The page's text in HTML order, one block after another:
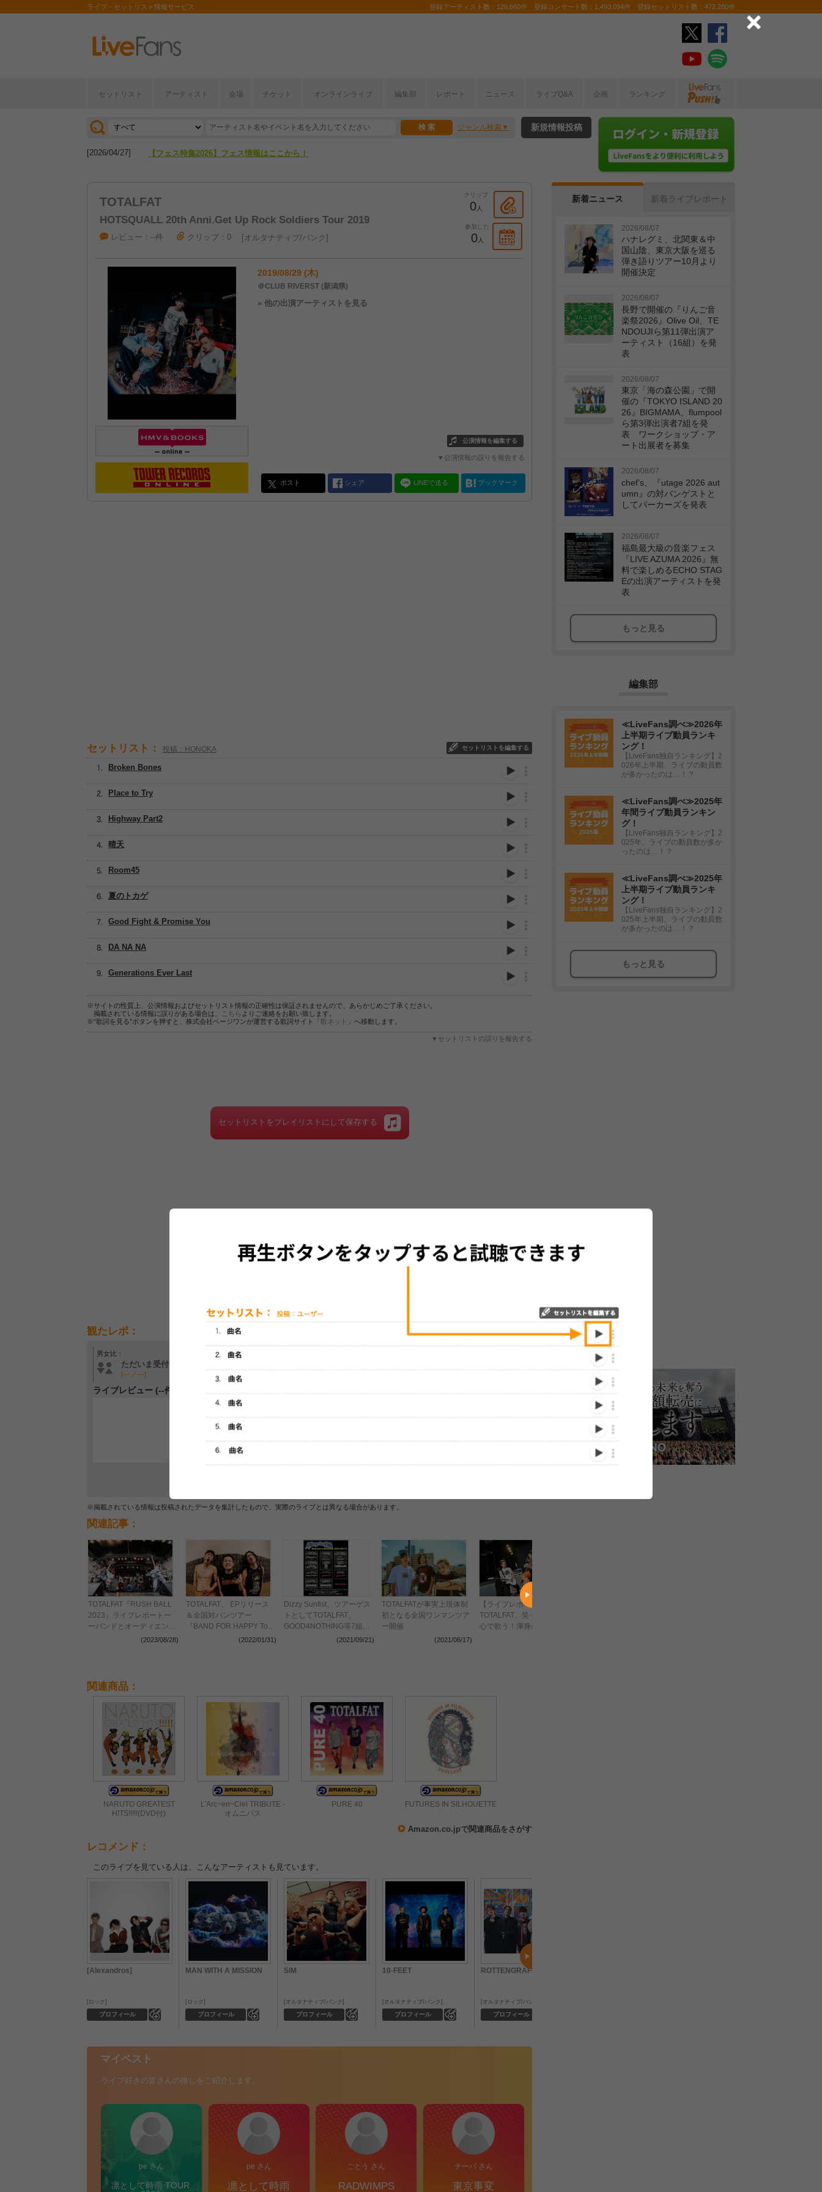
ライブ・セットリスト情報サービス 登録アーティスト数：126,660件 登録コンサート数：1,493,094件 登録セットリスト数：472,280件
セットリスト アーティスト 会場 チケット オンラインライブ 編集部 レポート ニュース ライブQ&A 企画 ランキング
ジャンル検索
[2026/07/28] 【ライブ動員ランキング】2026年上半期編発表！
[2026/04/27] 【フェス特集2026】フェス情報はここから！
新規情報投稿
TOTALFAT
HOTSQUALL 20th Anni.Get Up Rock Soldiers Tour 2019
クリップ
0人
参加した
0人
レビュー：--件 クリップ：0 オルタナティブ/パンク
2019/08/29 (木)
＠CLUB RIVERST (新潟県)
» 他の出演アーティストを見る
公演情報を編集する
▼公演情報の誤りを報告する
ポスト シェア LINEで送る ブックマーク
セットリスト： 投稿：HONOKA セットリストを編集する
夏のトカゲ
晴天
Room45
Place to Try
Highway Part2
Broken Bones
Good Fight & Promise You
DA NA NA
Generations Ever Last
※サイトの性質上、公演情報およびセットリスト情報の正確性は保証されませんので、あらかじめご了承ください。
掲載されている情報に誤りがある場合は、
こちら よりご連絡をお願い致します。
※“歌詞を見る”ボタンを押すと、株式会社ページワンが運営する歌詞サイト「歌ネット 」へ移動します。
▼セットリストの誤りを報告する
セットリストをプレイリストにして保存する
観たレポ：
男女比：
ただいま受付中です
[---／---]
年齢層：
[---／---]
ライブレビュー (--件)
レビューはまだ投稿されていません。
最初のレビューを投稿してみませんか？
※掲載されている情報は投稿されたデータを集計したもので、実際のライブとは異なる場合があります。
関連記事：
TOTALFAT『RUSH BALL
2023』ライブレポートー
ーバンドとオーディエンス
の信頼関係による限界突破
(2023/08/28)
TOTALFAT、 EPリリース
＆全国対バンツアー
『BAND FOR HAPPY Tour
2022』の開催を発表(2022/01/31)
Dizzy Sunfist、ツアーゲス
トとしてTOTALFAT、
GOOD4NOTHING等7組が
(2021/09/21)
TOTALFATが事実上現体制
初となる全国ワンマンツア
ー開催
(2021/06/17)
【ライブレポート】
TOTALFAT、笑って踊って
心で歌う！渾身の一撃ライ
関連商品：
NARUTO GREATEST
HITS!!!!!(DVD付)
L'Arc~en~Ciel TRIBUTE -
オムニバス
PURE 40 FUTURES IN SILHOUETTE
Amazon.co.jpで関連商品をさがす
レコメンド：
このライブを見ている人は、こんなアーティストも見ています。
[Alexandros]
プロフィール
ロック
MAN WITH A MISSION
プロフィール
ロック
SiM
プロフィール
オルタナティブ/パンク
10-FEET
プロフィール
オルタナティブ/パンク
ROTTENGRAFFTY
プロフィール
オルタナティブ/パンク
マイベスト
ライブ好きの皆さんの推しをご紹介します。
pe さん
凛として時雨 TOUR
pe さん
凛として時雨
ごとう さん
RADWIMPS
チーバ さん
東京事変
新着ニュース 新着ライブレポート
2026/08/07
ハナレグミ、北関東＆中
国山陰、東京大阪を巡る
弾き語りツアー10月より
開催決定
2026/08/07
長野で開催の『りんご音
楽祭2026』Olive Oil、TE
NDOUJIら第11弾出演ア
ーティスト（16組）を発
表
2026/08/07
東京「海の森公園」で開
催の『TOKYO ISLAND 20
26』BIGMAMA、flumpool
ら第3弾出演者7組を発
表 ワークショップ・ア
ート出展者を募集
2026/08/07
chef’s、『utage 2026 aut
umn』の対バンゲストと
してパーカーズを発表
2026/08/07
福島最大級の音楽フェス
『LIVE AZUMA 2026』無
料で楽しめるECHO STAG
Eの出演アーティストを発
表
もっと見る
編集部
≪LiveFans調べ≫2026年
上半期ライブ動員ランキ
ング！
【LiveFans独自ランキング】2
026年上半期、ライブの動員数
が多かったのは…！？
≪LiveFans調べ≫2025年
年間ライブ動員ランキン
グ！
【LiveFans独自ランキング】2
025年、ライブの動員数が多か
ったのは…！？
≪LiveFans調べ≫2025年
上半期ライブ動員ランキ
ング！
【LiveFans独自ランキング】2
025年上半期、ライブの動員数
が多かったのは…！？
もっと見る